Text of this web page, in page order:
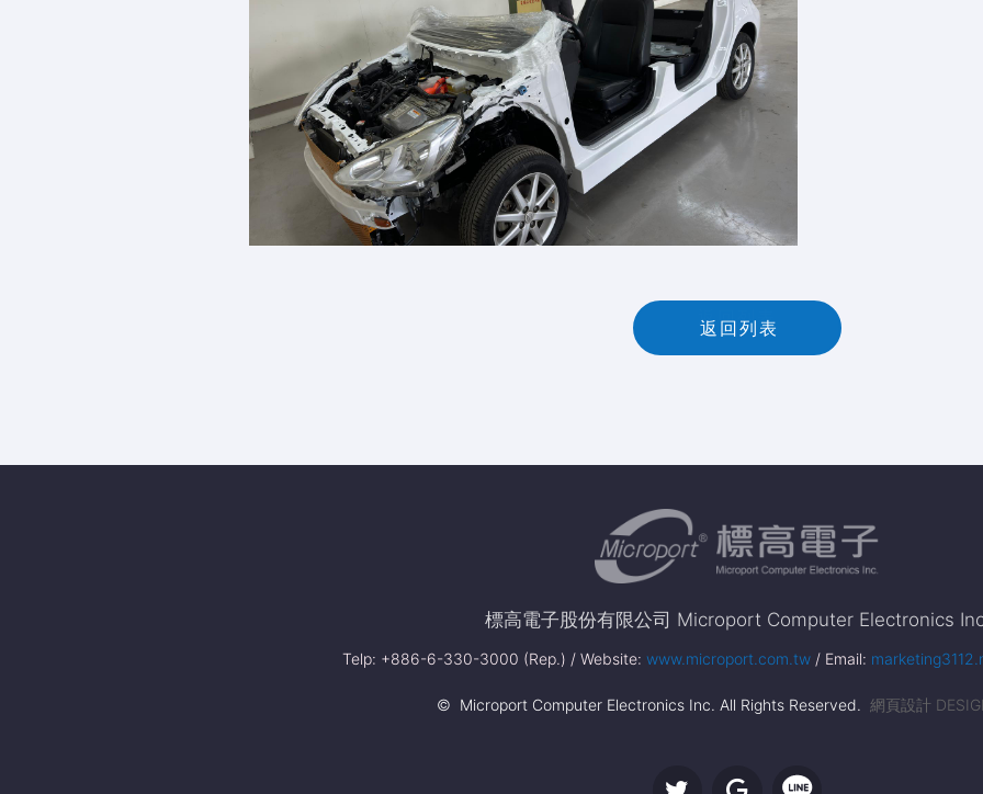
返 回 列 表
返回列表
標高電子股份有限公司 Microport Computer Electronics
Telp: +886-6-330-3000 (Rep.) / Website: www.microport.com.tw / Email:
© Microport Computer Electronics Inc. All Rights Reserved. 網頁設計